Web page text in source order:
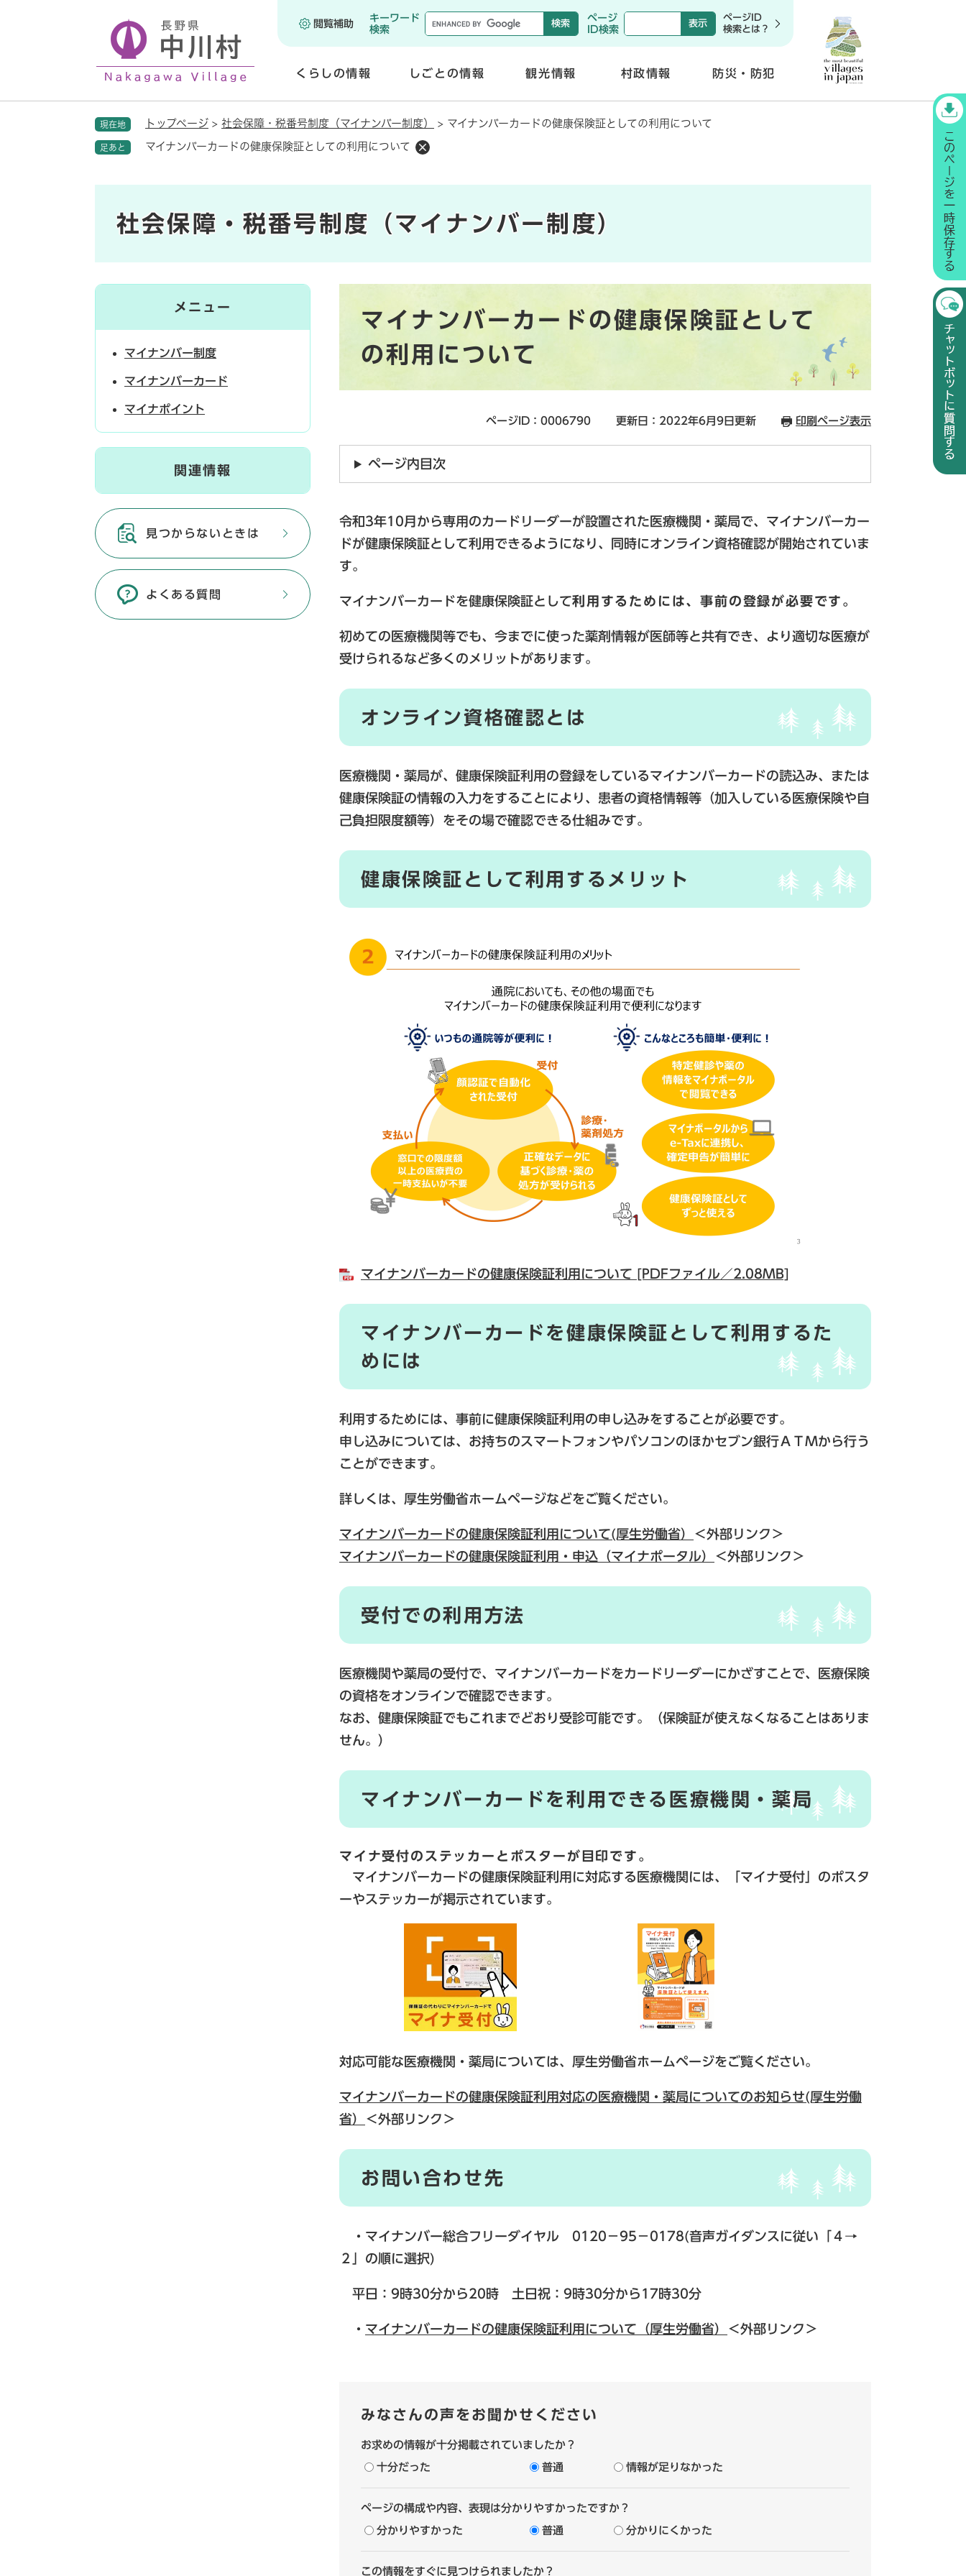
メニューを飛ばして本文へ
閲覧補助
キーワード
検索
ページ
ID検索
ページID
検索とは？
くらしの情報
く
しごとの情報
く
観光情報 村政情報
く
防災・防犯
く
現在地 トップページ > 社会保障・税番号制度（マイナンバー制度） > マイナンバーカードの健康保険証としての利用について
足あと マイナンバーカードの健康保険証としての利用について
社会保障・税番号制度（マイナンバー制度）
マイナンバーカードの健康保険証として
の利用について
ページID：0006790 更新日：2022年6月9日更新 印刷ページ表示
ページ内目次
令和3年10月から専用のカードリーダーが設置された医療機関・薬局で、マイナンバーカー
ドが健康保険証として利用できるようになり、同時にオンライン資格確認が開始されていま
す。
マイナンバーカードを健康保険証として利用するためには、事前の登録が必要です。
初めての医療機関等でも、今までに使った薬剤情報が医師等と共有でき、より適切な医療が
受けられるなど多くのメリットがあります。
オンライン資格確認とは
医療機関・薬局が、健康保険証利用の登録をしているマイナンバーカードの読込み、または
健康保険証の情報の入力をすることにより、患者の資格情報等（加入している医療保険や自
己負担限度額等）をその場で確認できる仕組みです。
健康保険証として利用するメリット
マイナンバーカードの健康保険証利用について [PDFファイル／2.08MB]
マイナンバーカードを健康保険証として利用するた
めには
利用するためには、事前に健康保険証利用の申し込みをすることが必要です。
申し込みについては、お持ちのスマートフォンやパソコンのほかセブン銀行ＡＴＭから行う
ことができます。
詳しくは、厚生労働省ホームページなどをご覧ください。
マイナンバーカードの健康保険証利用について(厚生労働省）
＜外部リンク＞
マイナンバーカードの健康保険証利用・申込（マイナポータル）
＜外部リンク＞
受付での利用方法
医療機関や薬局の受付で、マイナンバーカードをカードリーダーにかざすことで、医療保険
の資格をオンラインで確認できます。
なお、健康保険証でもこれまでどおり受診可能です。（保険証が使えなくなることはありま
せん。）
マイナンバーカードを利用できる医療機関・薬局
マイナ受付のステッカーとポスターが目印です。
マイナンバーカードの健康保険証利用に対応する医療機関には、「マイナ受付」のポスタ
ーやステッカーが掲示されています。
対応可能な医療機関・薬局については、厚生労働省ホームページをご覧ください。
マイナンバーカードの健康保険証利用対応の医療機関・薬局についてのお知らせ(厚生労働
省）
＜外部リンク＞
お問い合わせ先
・マイナンバー総合フリーダイヤル 0120－95－0178(音声ガイダンスに従い「４→
２」の順に選択)
平日：9時30分から20時 土日祝：9時30分から17時30分
・ マイナンバーカードの健康保険証利用について（厚生労働省） ＜外部リンク＞
みなさんの声をお聞かせください
お求めの情報が十分掲載されていましたか？
十分だった 普通 情報が足りなかった
ページの構成や内容、表現は分かりやすかったですか？
分かりやすかった 普通 分かりにくかった
この情報をすぐに見つけられましたか？
メニュー
マイナンバー制度
マイナンバーカード
マイナポイント
関連情報
見つからないときは
よくある質問